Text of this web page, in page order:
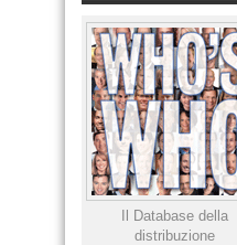
Il Database della
distribuzione